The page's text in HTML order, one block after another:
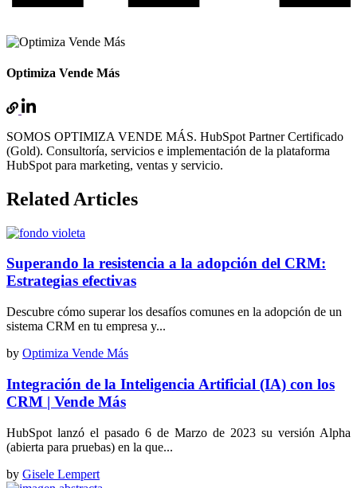
Optimiza Vende Más
SOMOS OPTIMIZA VENDE MÁS. HubSpot Partner Certificado
(Gold). Consultoría, servicios e implementación de la plataforma
HubSpot para marketing, ventas y servicio.
Related Articles
Superando la resistencia a la adopción del CRM:
Estrategias efectivas
Descubre cómo superar los desafíos comunes en la adopción de un
sistema CRM en tu empresa y...
by Optimiza Vende Más
Integración de la Inteligencia Artificial (IA) con los
CRM | Vende Más
HubSpot lanzó el pasado 6 de Marzo de 2023 su versión Alpha
(abierta para pruebas) en la que...
by Gisele Lempert